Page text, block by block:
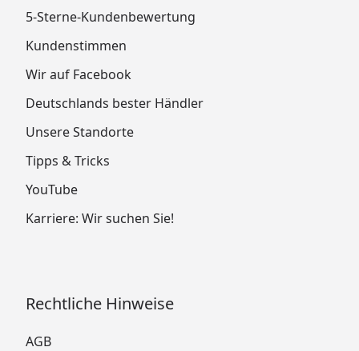
5-Sterne-Kundenbewertung
Kundenstimmen
Wir auf Facebook
Deutschlands bester Händler
Unsere Standorte
Tipps & Tricks
YouTube
Karriere: Wir suchen Sie!
Rechtliche Hinweise
AGB